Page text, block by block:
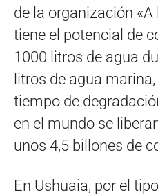
de la organización
tiene el potencial de
1000 litros de agua
litros de agua
tiempo de
en el mundo se
unos 4,5 billones de
En Ushuaia, por el